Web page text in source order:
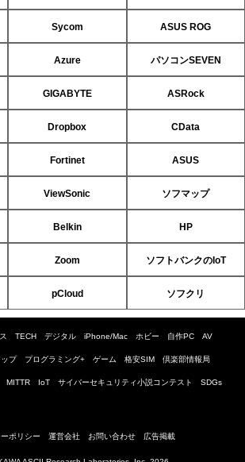
Sycom ASUS ROG
Azure パソコンSEVEN
GIGABYTE ASRock
Dropbox CData
Fortinet ASUS
ViewSonic ソフマップ
Belkin HP
Zoom ソフトバンクのIoT
pCloud ソフクリ
TECH デジタル iPhone/Mac ホビー 自作PC AV
プ プログラミング+ ゲーム 格安SIM 倶楽部情報局
MITTR IoT サイバーセキュリティ小説コンテスト SDGs
ポリシー 運営会社 お問い合わせ 広告掲載